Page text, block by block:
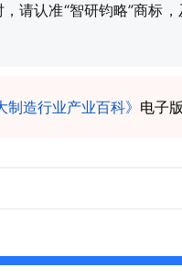
请认准“智研钧略”商
制造行业产业百科》 电子